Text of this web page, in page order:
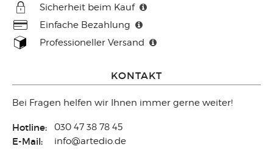
Sicherheit beim Kauf
Einfache Bezahlung
Professioneller Versand
KONTAKT
Bei Fragen helfen wir Ihnen immer gerne weiter!
Hotline: 030 47 38 78 45
E-Mail: info@artedio.de